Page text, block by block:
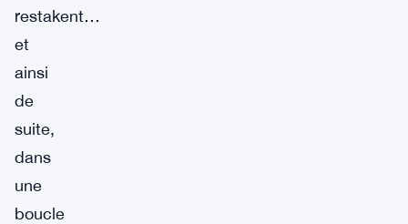
restakent…
et
ainsi
de
suite,
dans
une
boucle